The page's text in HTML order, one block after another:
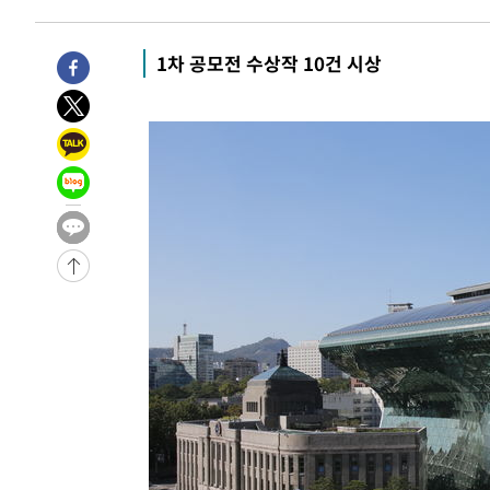
명 살해
-12607초 전 >인천 앞바다 연락두절 모터보트 승선원 3명 전원 구조
-12276초 전 >
이집트, 가자 협상 당사자들에게 약속이행과 방해금지 촉
-7932초 전 >
1차 공모전 수상작 10건 시상